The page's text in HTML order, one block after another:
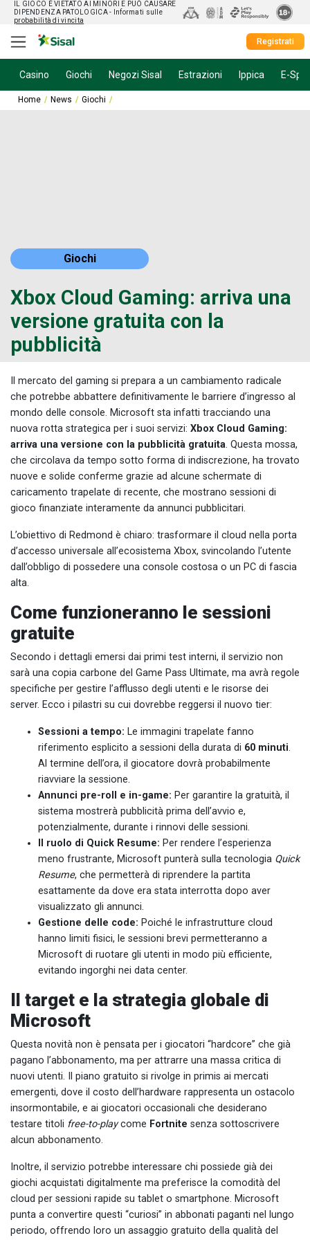
IL GIOCO È VIETATO AI MINORI E PUÒ CAUSARE
DIPENDENZA PATOLOGICA - Informati sulle
probabilità di vincita
Registrati
Casino Giochi Negozi Sisal Estrazioni Ippica E-
Home News Giochi
Giochi
Xbox Cloud Gaming: arriva una
versione gratuita con la
pubblicità
Il mercato del gaming si prepara a un cambiamento radicale
che potrebbe abbattere definitivamente le barriere d’ingresso al
mondo delle console. Microsoft sta infatti tracciando una
nuova rotta strategica per i suoi servizi: Xbox Cloud Gaming:
arriva una versione con la pubblicità gratuita. Questa mossa,
che circolava da tempo sotto forma di indiscrezione, ha trovato
nuove e solide conferme grazie ad alcune schermate di
caricamento trapelate di recente, che mostrano sessioni di
gioco finanziate interamente da annunci pubblicitari.
L’obiettivo di Redmond è chiaro: trasformare il cloud nella porta
d’accesso universale all’ecosistema Xbox, svincolando l’utente
dall’obbligo di possedere una console costosa o un PC di fascia
alta.
Come funzioneranno le sessioni
gratuite
Secondo i dettagli emersi dai primi test interni, il servizio non
sarà una copia carbone del Game Pass Ultimate, ma avrà regole
specifiche per gestire l’afflusso degli utenti e le risorse dei
server. Ecco i pilastri su cui dovrebbe reggersi il nuovo tier:
Sessioni a tempo: Le immagini trapelate fanno
riferimento esplicito a sessioni della durata di 60 minuti.
Al termine dell’ora, il giocatore dovrà probabilmente
riavviare la sessione.
Annunci pre-roll e in-game: Per garantire la gratuità, il
sistema mostrerà pubblicità prima dell’avvio e,
potenzialmente, durante i rinnovi delle sessioni.
Il ruolo di Quick Resume: Per rendere l’esperienza
meno frustrante, Microsoft punterà sulla tecnologia Quick
Resume, che permetterà di riprendere la partita
esattamente da dove era stata interrotta dopo aver
visualizzato gli annunci.
Gestione delle code: Poiché le infrastrutture cloud
hanno limiti fisici, le sessioni brevi permetteranno a
Microsoft di ruotare gli utenti in modo più efficiente,
evitando ingorghi nei data center.
Il target e la strategia globale di
Microsoft
Questa novità non è pensata per i giocatori “hardcore” che già
pagano l’abbonamento, ma per attrarre una massa critica di
nuovi utenti. Il piano gratuito si rivolge in primis ai mercati
emergenti, dove il costo dell’hardware rappresenta un ostacolo
insormontabile, e ai giocatori occasionali che desiderano
testare titoli free-to-playcome Fortnite senza sottoscrivere
alcun abbonamento.
Inoltre, il servizio potrebbe interessare chi possiede già dei
giochi acquistati digitalmente ma preferisce la comodità del
cloud per sessioni rapide su tablet o smartphone. Microsoft
punta a convertire questi “curiosi” in abbonati paganti nel lungo
periodo, offrendo loro un assaggio gratuito della qualità del